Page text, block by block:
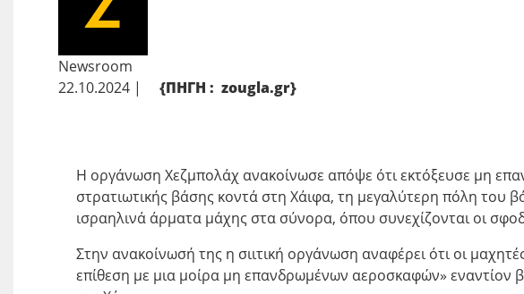
Newsroom
22.10.2024 |
{ΠΗΓΗ : zougla.gr}
Η οργάνωση Χεζμπολάχ ανακοίνωσε απόψε ότι εκτόξευσε μη
στρατιωτικής βάσης κοντά στη Χάιφα, τη μεγαλύτερη πόλη του
ισραηλινά άρματα μάχης στα σύνορα, όπου συνεχίζονται οι
Στην ανακοίνωσή της η σιιτική οργάνωση αναφέρει ότι οι
επίθεση με μια μοίρα μη επανδρωμένων αεροσκαφών» εναντίον